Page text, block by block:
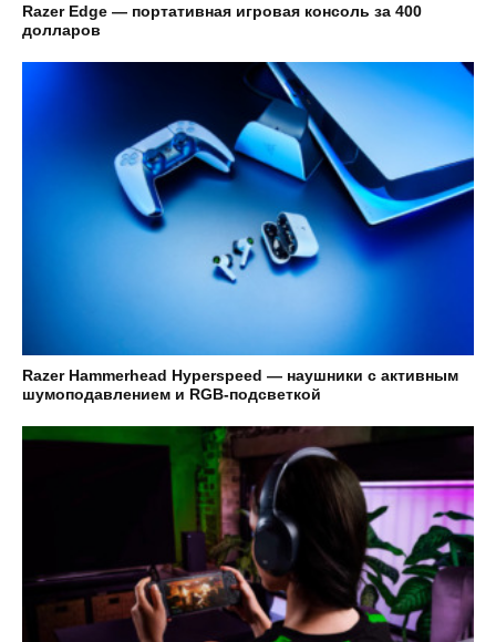
Razer Edge — портативная игровая консоль за 400
долларов
Razer Hammerhead Hyperspeed — наушники с активным
шумоподавлением и RGB-подсветкой